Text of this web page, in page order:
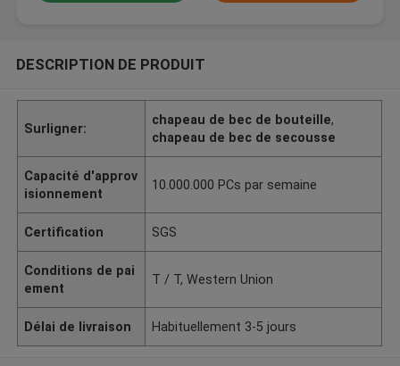
DESCRIPTION DE PRODUIT
Surligner:
chapeau de bec de bouteille,
chapeau de bec de secousse
Capacité d'approv
isionnement
10.000.000 PCs par semaine
Certification SGS
Conditions de pai
ement
T / T, Western Union
Délai de livraison Habituellement 3-5 jours